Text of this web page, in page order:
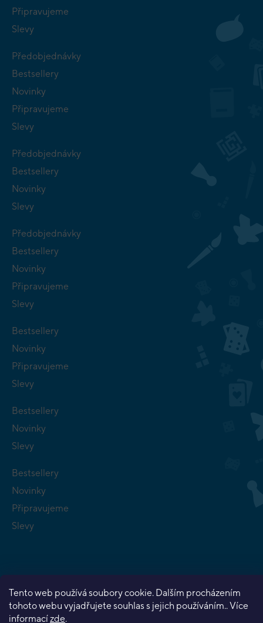
Tento web používá soubory cookie. Dalším procházením
tohoto webu vyjadřujete souhlas s jejich používáním.. Více
informacízde.
Připravujeme
Slevy
Předobjednávky
Bestsellery
Novinky
Připravujeme
Slevy
Předobjednávky
Bestsellery
Novinky
Slevy
Předobjednávky
Bestsellery
Novinky
Připravujeme
Slevy
Bestsellery
Novinky
Připravujeme
Slevy
Bestsellery
Novinky
Slevy
Bestsellery
Novinky
Připravujeme
Slevy
Vytvořil Shoptet Premium
Copyright 2026 Planeta her . Všechna práva vyhrazena.